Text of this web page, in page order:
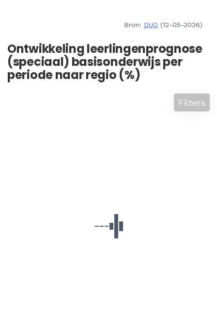
Bron: DUO (12-05-2026)
Ontwikkeling leerlingenprognose
(speciaal) basisonderwijs per
periode naar regio (%)
Filters